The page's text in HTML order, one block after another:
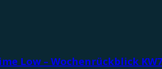
Low – Wochenrückblick KW7